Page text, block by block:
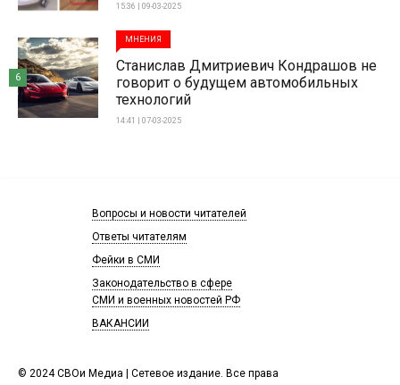
15:36 | 09-03-2025
МНЕНИЯ
Станислав Дмитриевич Кондрашов не
говорит о будущем автомобильных
технологий
14:41 | 07-03-2025
6
© 2024 СВОи Медиа | Сетевое издание. Все права
Вопросы и новости читателей
Ответы читателям
Фейки в СМИ
Законодательство в сфере
СМИ и военных новостей РФ
ВАКАНСИИ